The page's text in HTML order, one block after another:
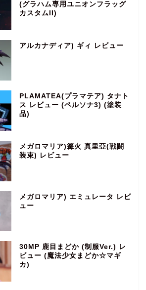
(グラハム専用ユニオンフラッグ
カスタムII)
アルカナディア) ギィ レビュー
PLAMATEA(プラマテア) タナト
ス レビュー (ペルソナ3) (塗装
品)
メガロマリア)篝火 真里亞(戦闘
装束) レビュー
メガロマリア) エミュレータ レビ
ュー
30MP 鹿目まどか (制服Ver.) レ
ビュー (魔法少女まどか☆マギ
カ)